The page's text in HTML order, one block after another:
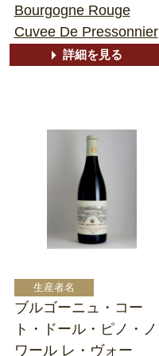
Bourgogne Rouge
Cuvee De Pressonnier
詳細を見る
ブルゴーニュ・コー
ト・ドール・ピノ・ノ
ワール レ・ヴォー